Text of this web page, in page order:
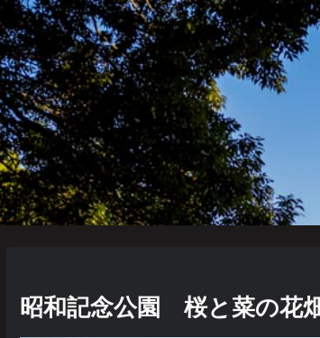
昭和記念公園 桜と菜の花畑